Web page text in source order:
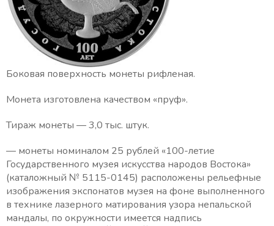
Боковая поверхность монеты рифленая.
Монета изготовлена качеством «пруф».
Тираж монеты — 3,0 тыс. штук.
— монеты номиналом 25 рублей «100-летие
Государственного музея искусства народов Востока»
(каталожный № 5115-0145) расположены рельефные
изображения экспонатов музея на фоне выполненного
в технике лазерного матирования узора непальской
мандалы, по окружности имеется надпись